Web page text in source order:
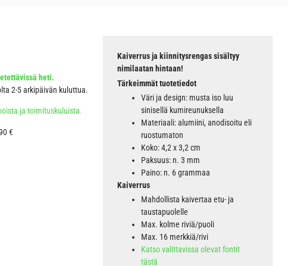
heti.
2-5 arkipäivän kuluttua.
ja toimituskuluista.
€
Kaiverrus ja kiinnitysrengas sisältyy
nimilaatan hintaan!
Tärkeimmät tuotetiedot
Väri ja design: musta iso luu
sinisellä kumireunuksella
Materiaali: alumiini, anodisoitu eli
ruostumaton
Koko: 4,2 x 3,2 cm
Paksuus: n. 3 mm
Paino: n. 6 grammaa
Kaiverrus
Mahdollista kaivertaa etu- ja
taustapuolelle
Max. kolme riviä/puoli
Max. 16 merkkiä/rivi
Katso valittavissa olevat fontit
tästä